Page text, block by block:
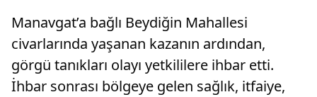
Manavgat’a bağlı Beydiğin Mahallesi
civarlarında yaşanan kazanın ardından,
görgü tanıkları olayı yetkililere ihbar etti.
İhbar sonrası bölgeye gelen sağlık, itfaiye,